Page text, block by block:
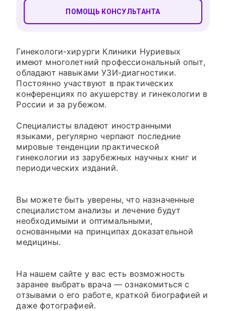
ПОМОЩЬ КОНСУЛЬТАНТА
Гинекологи-хирурги Клиники Нуриевых
имеют многолетний профессиональный опыт,
обладают навыками УЗИ-диагностики.
Постоянно участвуют в практических
конференциях по акушерству и гинекологии в
России и за рубежом.
Специалисты владеют иностранными
языками, регулярно черпают последние
мировые тенденции практической
гинекологии из зарубежных научных книг и
периодических изданий.
Вы можете быть уверены, что назначенные
специалистом анализы и лечение будут
необходимыми и оптимальными,
основанными на принципах доказательной
медицины.
На нашем сайте у вас есть возможность
заранее выбрать врача — ознакомиться с
отзывами о его работе, краткой биографией и
даже фотографией.